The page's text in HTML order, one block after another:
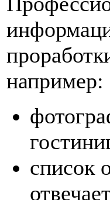
например:
список